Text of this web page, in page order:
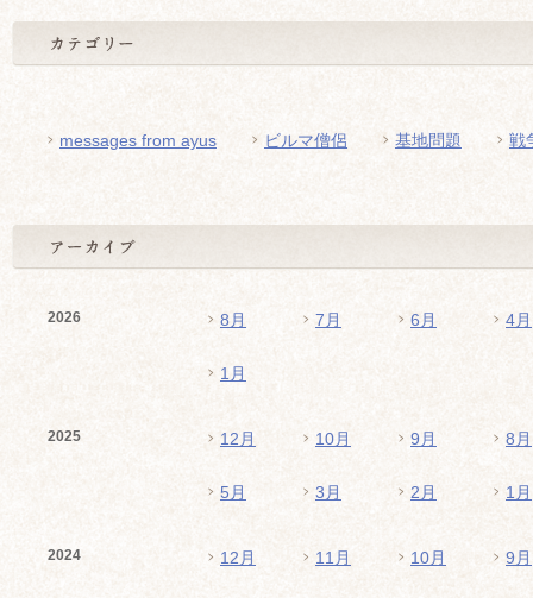
messages from ayus ビルマ僧侶 基地問題 戦
2026 8月 7月 6月 4月
1月
2025 12月 10月 9月 8月
5月 3月 2月 1月
2024 12月 11月 10月 9月